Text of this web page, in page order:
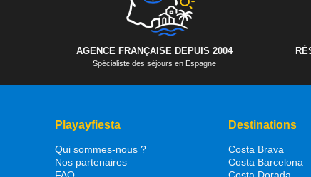
AGENCE FRANÇAISE DEPUIS 2004
Spécialiste des séjours en Espagne
Playayfiesta
Qui sommes-nous ?
Nos partenaires
Destinations
Costa Brava
Costa Barcelona